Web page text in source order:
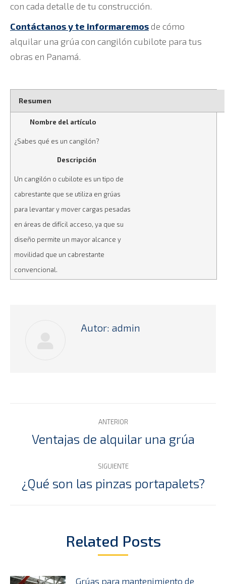
con cada detalle de tu construcción.
Contáctanos y te informaremosde cómo
alquilar una grúa con cangilón cubilote para tus
obras en Panamá.
Resumen
Nombre del artículo
¿Sabes qué es un cangilón?
Descripción
Un cangilón o cubilote es un tipo de
cabrestante que se utiliza en grúas
para levantar y mover cargas pesadas
en áreas de difícil acceso, ya que su
diseño permite un mayor alcance y
movilidad que un cabrestante
convencional.
Autor: admin
Navegación
entre
publicaciones
ANTERIOR
Publicación
Ventajas de alquilar una grúa
SIGUIENTE
Publicación
¿Qué son las pinzas portapalets?
Related Posts
Grúas para mantenimiento de